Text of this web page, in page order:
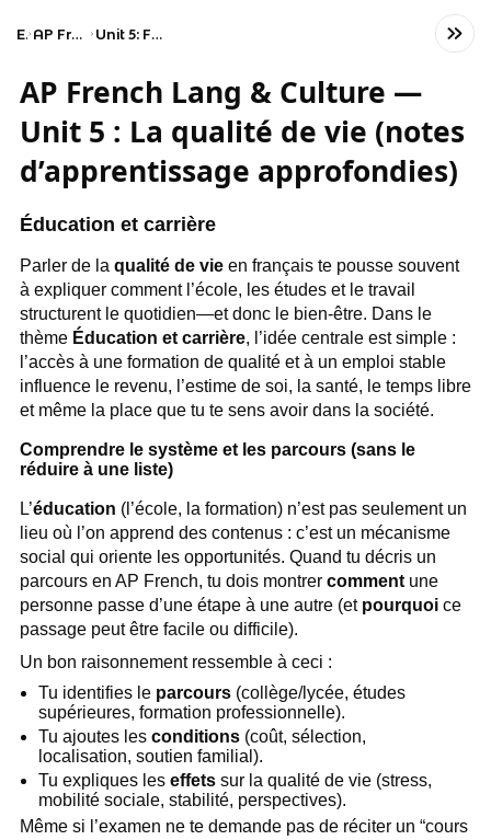
Exams AP French Language and Culture Unit 5: Factors That Impact the Quality of Life
AP French Lang & Culture —
Unit 5 : La qualité de vie (notes
d’apprentissage approfondies)
Éducation et carrière
Parler de la qualité de vieen français te pousse souvent
à expliquer comment l’école, les études et le travail
structurent le quotidien—et donc le bien-être. Dans le
thème Éducation et carrière, l’idée centrale est simple :
l’accès à une formation de qualité et à un emploi stable
influence le revenu, l’estime de soi, la santé, le temps libre
et même la place que tu te sens avoir dans la société.
Comprendre le système et les parcours (sans le
réduire à une liste)
L’éducation (l’école, la formation) n’est pas seulement un
lieu où l’on apprend des contenus : c’est un mécanisme
social qui oriente les opportunités. Quand tu décris un
parcours en AP French, tu dois montrer commentune
personne passe d’une étape à une autre (et pourquoice
passage peut être facile ou difficile).
Un bon raisonnement ressemble à ceci :
Tu identifies le parcours (collège/lycée, études
supérieures, formation professionnelle).
Tu ajoutes lesconditions (coût, sélection,
localisation, soutien familial).
Tu expliques leseffets sur la qualité de vie (stress,
mobilité sociale, stabilité, perspectives).
Même si l’examen ne te demande pas de réciter un “cours